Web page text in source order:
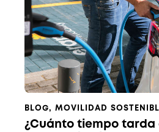
BLOG, MOVILIDAD
¿Cuánto tiempo tarda